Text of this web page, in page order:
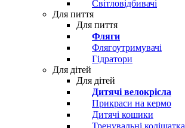
Світловідбивачі
Для пиття
Для пиття
Фляги
Флягоутримувачі
Гідратори
Для дітей
Для дітей
Дитячі велокрісла
Прикраси на кермо
Дитячі кошики
Тренувальні коліщатка